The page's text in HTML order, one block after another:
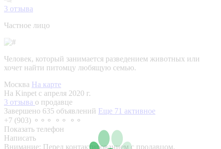
3 отзыва
Частное лицо
Человек, который занимается разведением животных или
хочет найти питомцу любящую семью.
Москва На карте
На Kinpet c апреля 2020 г.
3 отзыва о продавце
Завершено 635 объявлений Еще 71 активное
+7 (903) ⚬⚬⚬ ⚬⚬ ⚬⚬
Показать телефон
Написать
Внимание: Перед контактированием с продавцом,